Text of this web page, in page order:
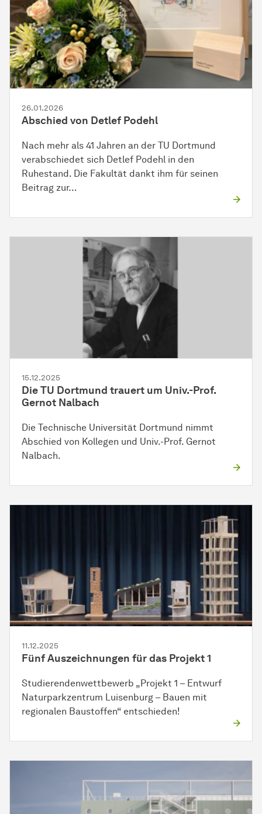
26.01.2026
Abschied von Detlef Podehl
Nach mehr als 41 Jahren an der TU Dortmund
verabschiedet sich Detlef Podehl in den
Ruhestand. Die Fakultät dankt ihm für seinen
Beitrag zur…
15.12.2025
Die TU Dortmund trauert um Univ.-Prof.
Gernot Nalbach
Die Technische Universität Dortmund nimmt
Abschied von Kollegen und Univ.-Prof. Gernot
Nalbach.
11.12.2025
Fünf Auszeichnungen für das Projekt 1
Studierendenwettbewerb „Projekt 1 – Entwurf
Naturparkzentrum Luisenburg – Bauen mit
regionalen Baustoffen“ entschieden!